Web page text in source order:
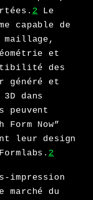
2 Le
capable de
et
des
généré et
dans
peuvent
Now”
leur design
2
impression
marché du